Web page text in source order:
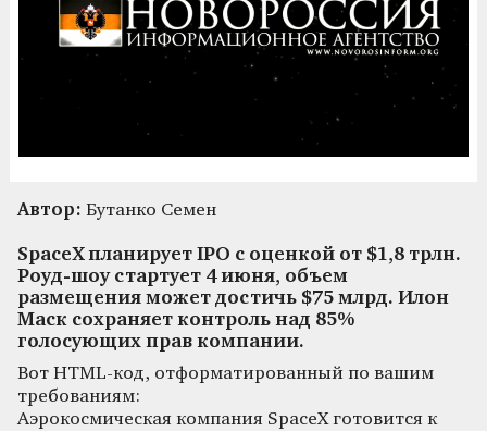
Автор: Бутанко Семен
SpaceX планирует IPO с оценкой от $1,8 трлн.
Роуд-шоу стартует 4 июня, объем
размещения может достичь $75 млрд. Илон
Маск сохраняет контроль над 85%
голосующих прав компании.
Вот HTML-код, отформатированный по вашим
требованиям:
Аэрокосмическая компания SpaceX готовится к